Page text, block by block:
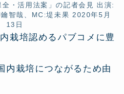
・活用法案」の記者会見 出演:
智哉、MC:堤未果 2020年5月
13日
栽培認めるパブコメに豊
内栽培につながるため由